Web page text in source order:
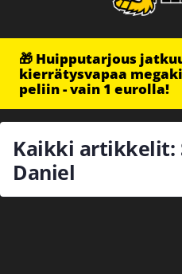
🎁 Huipputarjous
kierrätysvapaa
peliin - vain 1 eurolla!
Kaikki artikkelit:
Daniel